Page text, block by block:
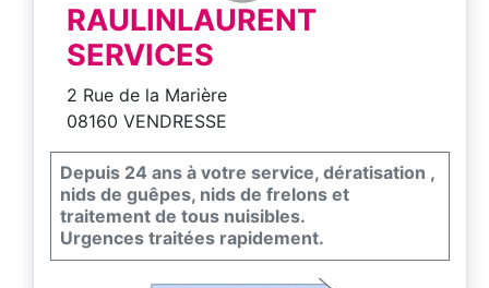
RAULINLAURENT
SERVICES
2 Rue de la Marière
08160 VENDRESSE
Depuis 24 ans à votre service, dératisation ,
nids de guêpes, nids de frelons et
traitement de tous nuisibles.
Urgences traitées rapidement.